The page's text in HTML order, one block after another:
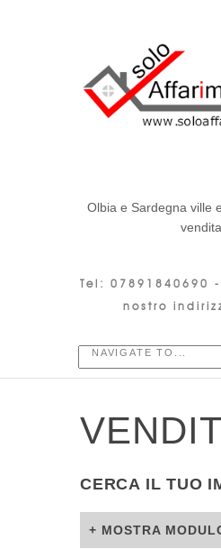
Olbia e Sardegna ville
vendita
Tel: 07891840690 -
nostro
CERCA IL TUO
+ MOSTRA